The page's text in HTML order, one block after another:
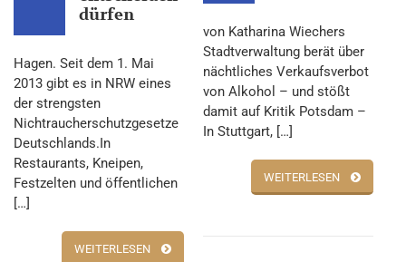
dürfen
Hagen. Seit dem 1. Mai
2013 gibt es in NRW eines
der strengsten
Nichtraucherschutzgesetze
Deutschlands.In
Restaurants, Kneipen,
Festzelten und öffentlichen
[…]
WEITERLESEN
von Katharina Wiechers
Stadtverwaltung berät über
nächtliches Verkaufsverbot
von Alkohol – und stößt
damit auf Kritik Potsdam –
In Stuttgart, […]
WEITERLESEN